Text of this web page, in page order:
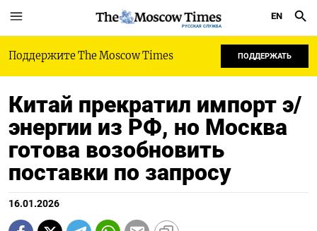
РУССКАЯ СЛУЖБА
EN
Поддержите The Moscow Times ПОДДЕРЖАТЬ
Китай прекратил импорт э/
энергии из РФ, но Москва
готова возобновить
поставки по запросу
16.01.2026